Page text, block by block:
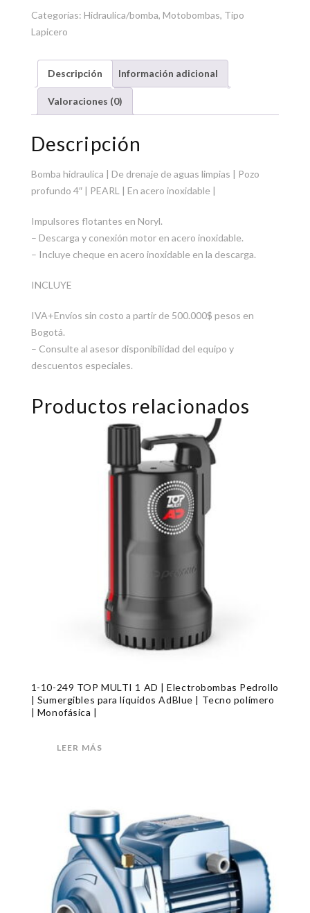
Categorías: Hidraulica/bomba, Motobombas, Tipo
Lapicero
Descripción Información adicional
Valoraciones (0)
Descripción
Bomba hidraulica | De drenaje de aguas limpias | Pozo
profundo 4″ | PEARL | En acero inoxidable |
Impulsores flotantes en Noryl.
– Descarga y conexión motor en acero inoxidable.
– Incluye cheque en acero inoxidable en la descarga.
INCLUYE
IVA+Envíos sin costo a partir de 500.000$ pesos en
Bogotá.
– Consulte al asesor disponibilidad del equipo y
descuentos especiales.
Productos relacionados
1-10-249 TOP MULTI 1 AD | Electrobombas Pedrollo
| Sumergibles para líquidos AdBlue | Tecno polímero
| Monofásica |
LEER MÁS